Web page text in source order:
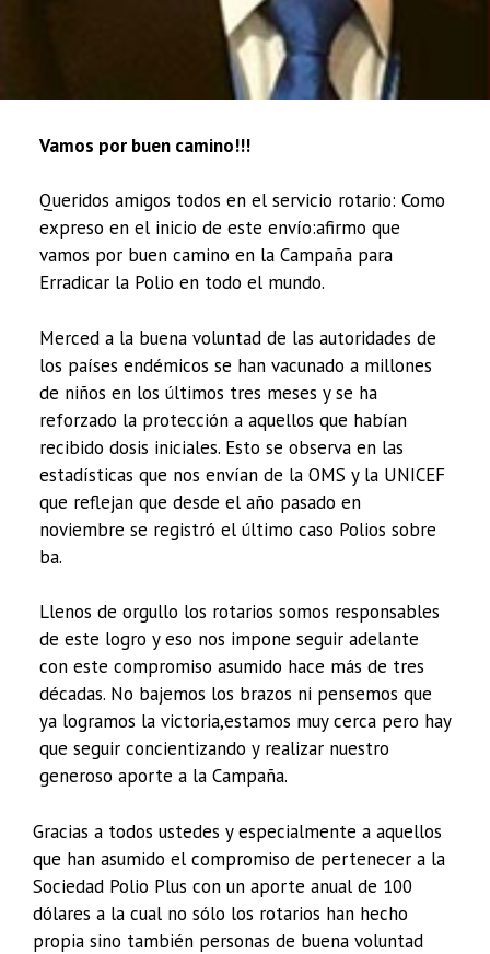
Vamos por buen camino!!!
Queridos amigos todos en el servicio rotario: Como
expreso en el inicio de este envío:afirmo que
vamos por buen camino en la Campaña para
Erradicar la Polio en todo el mundo.
Merced a la buena voluntad de las autoridades de
los países endémicos se han vacunado a millones
de niños en los últimos tres meses y se ha
reforzado la protección a aquellos que habían
recibido dosis iniciales. Esto se observa en las
estadísticas que nos envían de la OMS y la UNICEF
que reflejan que desde el año pasado en
noviembre se registró el último caso Polios sobre
ba.
Llenos de orgullo los rotarios somos responsables
de este logro y eso nos impone seguir adelante
con este compromiso asumido hace más de tres
décadas. No bajemos los brazos ni pensemos que
ya logramos la victoria,estamos muy cerca pero hay
que seguir concientizando y realizar nuestro
generoso aporte a la Campaña.
Gracias a todos ustedes y especialmente a aquellos
que han asumido el compromiso de pertenecer a la
Sociedad Polio Plus con un aporte anual de 100
dólares a la cual no sólo los rotarios han hecho
propia sino también personas de buena voluntad